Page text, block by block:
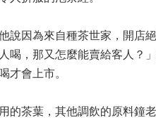
說因為來自種茶世家，開店
喝，那又怎麼能賣給客人？
才會上市。
的茶葉，其他調飲的原料鐘